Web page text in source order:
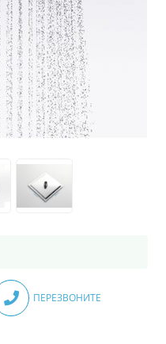
ПЕРЕЗВОНИТЕ